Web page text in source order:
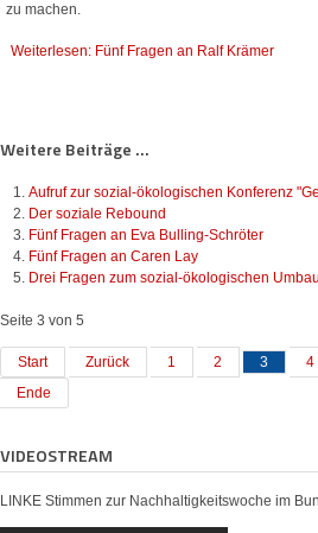
zu machen.
Weiterlesen: Fünf Fragen an Ralf Krämer
Weitere Beiträge ...
Aufruf zur sozial-ökologischen Konferenz
Der soziale Rebound
Fünf Fragen an Eva Bulling-Schröter
Fünf Fragen an Caren Lay
Drei Fragen zum sozial-ökologischen Umbau
Seite 3 von 5
Start Zurück 1 2 3 4
Ende
VIDEOSTREAM
LINKE Stimmen zur Nachhaltigkeitswoche im